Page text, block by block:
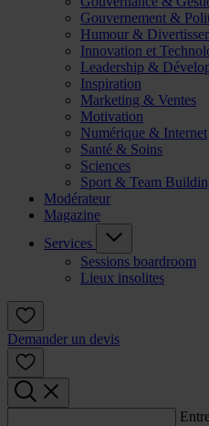
Gouvernement &
Humour &
Innovation et
Leadership &
Inspiration
Marketing & Ventes
Motivation
Numérique & Internet
Santé & Soins
Sciences
Sport & Team
Modérateur
Magazine
Services
Sessions boardroom
Lieux insolites
Demander un devis